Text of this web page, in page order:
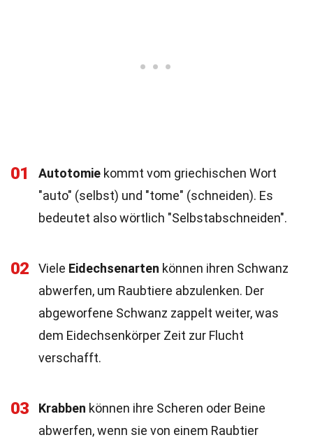
01 Autotomie kommt vom griechischen Wort
"auto" (selbst) und "tome" (schneiden). Es
bedeutet also wörtlich "Selbstabschneiden".
02 Viele Eidechsenarten können ihren Schwanz
abwerfen, um Raubtiere abzulenken. Der
abgeworfene Schwanz zappelt weiter, was
dem Eidechsenkörper Zeit zur Flucht
verschafft.
03 Krabben können ihre Scheren oder Beine
abwerfen, wenn sie von einem Raubtier